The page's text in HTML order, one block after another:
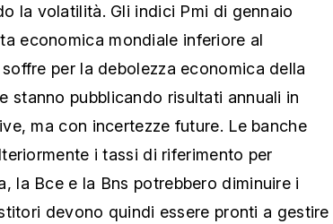
la volatilità. Gli indici Pmi di gennaio
economica mondiale inferiore al
soffre per la debolezza economica della
stanno pubblicando risultati annuali in
ma con incertezze future. Le banche
i tassi di riferimento per
la Bce e la Bns potrebbero diminuire i
devono quindi essere pronti a gestire